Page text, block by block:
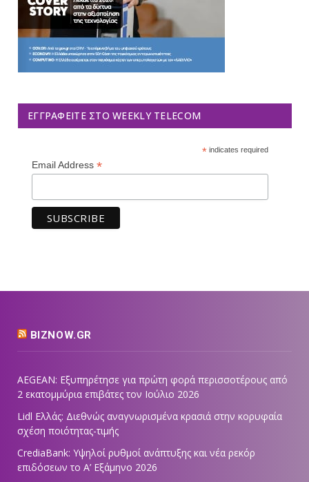
ΕΓΓΡΑΦΕΊΤΕ ΣΤΟ WEEKLY TELECOM
*indicates required
Email Address *
BIZNOW.GR
AEGEAN: Εξυπηρέτησε για πρώτη φορά περισσοτέρους από
2 εκατομμύρια επιβάτες τον Ιούλιο 2026
Lidl Ελλάς: Διεθνώς αναγνωρισμένα κρασιά στην κορυφαία
σχέση ποιότητας-τιμής
CrediaBank: Υψηλοί ρυθμοί ανάπτυξης και νέα ρεκόρ
επιδόσεων το Α’ Εξάμηνο 2026